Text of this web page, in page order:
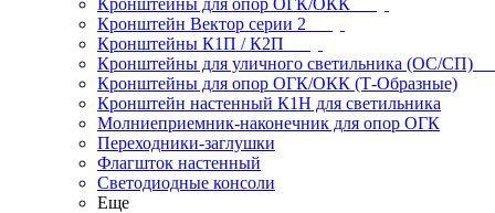
Кронштейны для опор ОГК/ОКК
Кронштейн Вектор серии 2
Кронштейны К1П / К2П
Кронштейны для уличного светильника (ОС/СП)
Кронштейны для опор ОГК/ОКК (Т-Образные)
Кронштейн настенный К1Н для светильника
Молниеприемник-наконечник для опор ОГК
Переходники-заглушки
Флагшток настенный
Светодиодные консоли
Еще